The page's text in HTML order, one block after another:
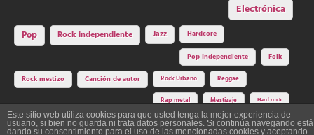
Electrónica
Pop Rock independiente Jazz Hardcore
Pop Independiente Folk
Rock mestizo Canción de autor Rock Urbano Reggae
Rap metal Mestizaje Hard rock
Este sitio web utiliza cookies para que usted tenga la mejor experiencia de
usuario, si bien no guarda ni trata datos personales. Si continúa navegando está
dando su consentimiento para el uso de las mencionadas cookies y aceptando